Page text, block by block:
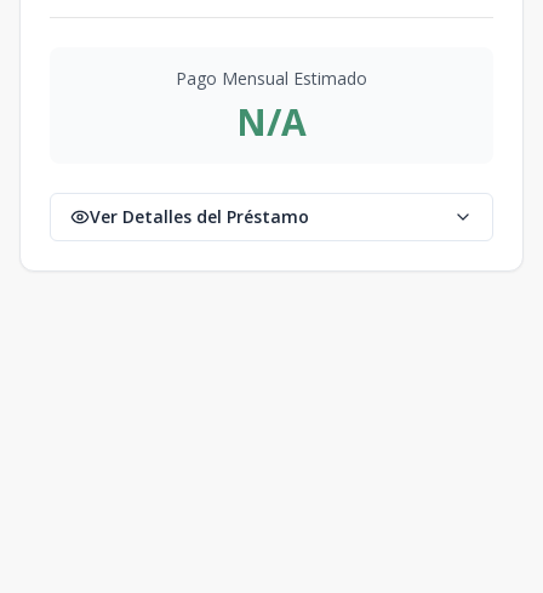
Pago Mensual Estimado
N/A
Ver Detalles del Préstamo